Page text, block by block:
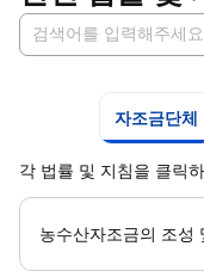
관련 법률 검색
좌우 화살표 키로
자조금단체
각 법률 및 지침을 클릭
농수산자조금의 조성